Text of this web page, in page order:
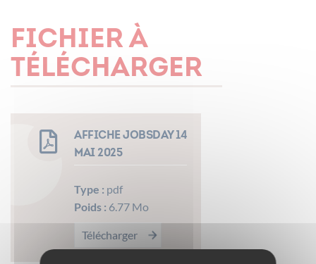
FICHIER À
TÉLÉCHARGER
AFFICHE JOBSDAY 14
MAI 2025
Type : pdf
Poids : 6.77 Mo
Télécharger